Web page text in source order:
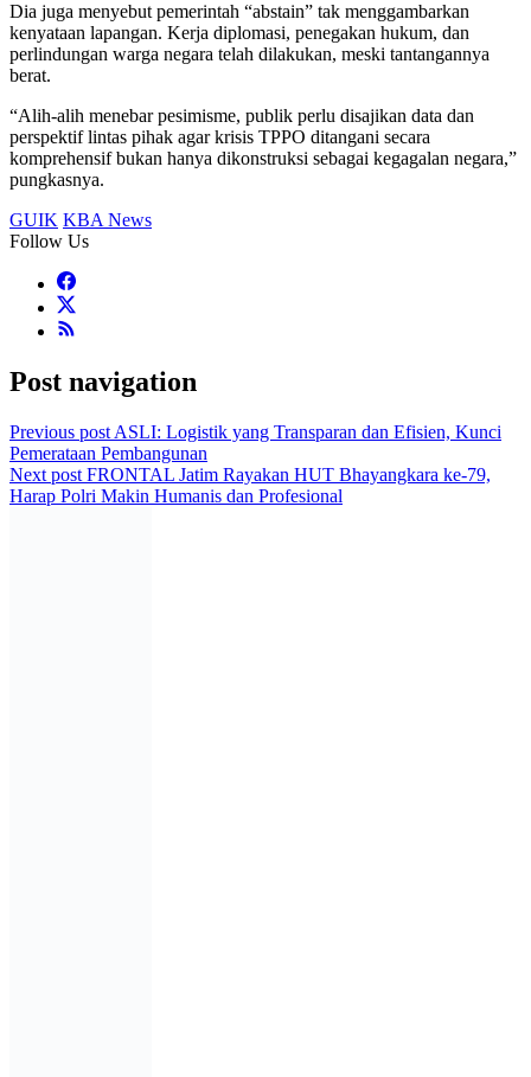
Dia juga menyebut pemerintah “abstain” tak menggambarkan
kenyataan lapangan. Kerja diplomasi, penegakan hukum, dan
perlindungan warga negara telah dilakukan, meski tantangannya
berat.
“Alih-alih menebar pesimisme, publik perlu disajikan data dan
perspektif lintas pihak agar krisis TPPO ditangani secara
komprehensif bukan hanya dikonstruksi sebagai kegagalan negara,”
pungkasnya.
GUIK KBA News
Follow Us
Post navigation
Previous post ASLI: Logistik yang Transparan dan Efisien, Kunci
Pemerataan Pembangunan
Next post FRONTAL Jatim Rayakan HUT Bhayangkara ke-79,
Harap Polri Makin Humanis dan Profesional